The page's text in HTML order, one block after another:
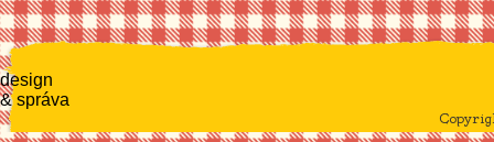
design
& správa